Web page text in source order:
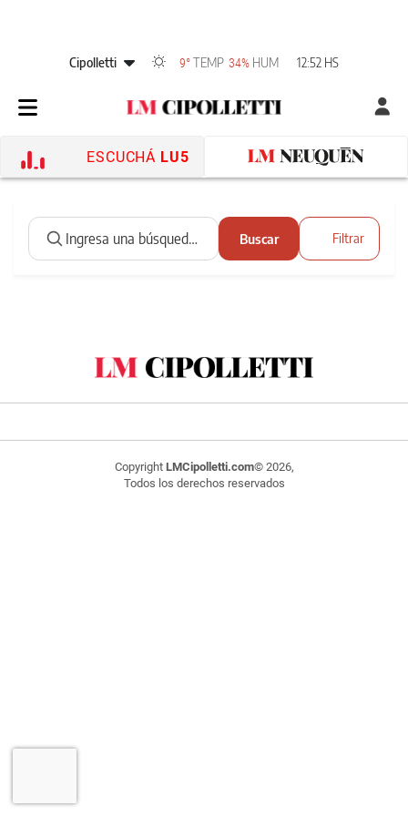
Cipolletti 9°TEMP 34% HUM 12:52 HS
ESCUCHÁ LU5
Buscar Filtrar
Copyright LMCipolletti.com© 2026,
Todos los derechos reservados